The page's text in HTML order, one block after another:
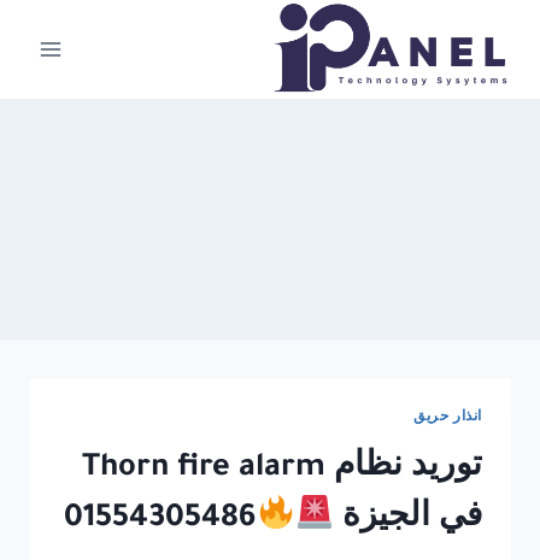
المحتوى
انذار حريق
توريد نظام Thorn fire alarm
في الجيزة
01554305486